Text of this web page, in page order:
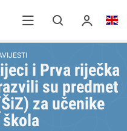
i Prva riječka
su predmet
za učenike